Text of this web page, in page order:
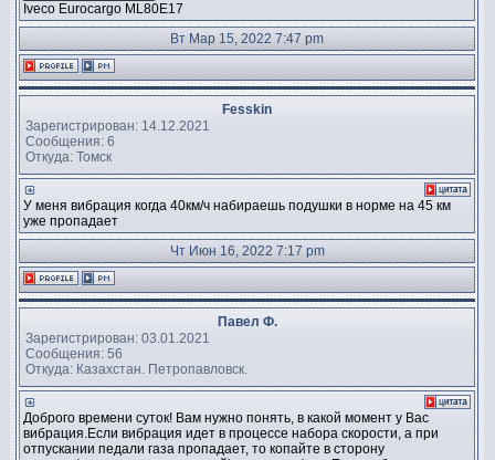
Iveco Eurocargo ML80E17
Вт Мар 15, 2022 7:47 pm
Fesskin
Зарегистрирован: 14.12.2021
Сообщения: 6
Откуда: Томск
У меня вибрация когда 40км/ч набираешь подушки в норме на 45 км
уже пропадает
Чт Июн 16, 2022 7:17 pm
Павел Ф.
Зарегистрирован: 03.01.2021
Сообщения: 56
Откуда: Казахстан. Петропавловск.
Доброго времени суток! Вам нужно понять, в какой момент у Вас
вибрация.Если вибрация идет в процессе набора скорости, а при
отпускании педали газа пропадает, то копайте в сторону